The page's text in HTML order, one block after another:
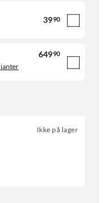
3990
64990
Ikke på lager